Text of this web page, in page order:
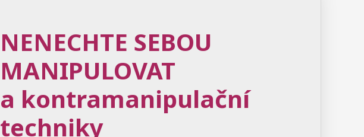
NENECHTE SEBOU
MANIPULOVAT
a kontramanipulační
techniky